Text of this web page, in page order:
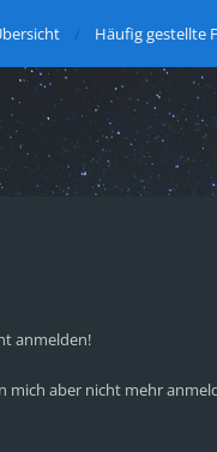
Häufig gestellte
anmelden!
mich aber nicht mehr